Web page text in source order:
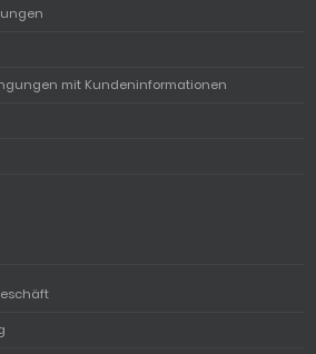
mit Kundeninformationen